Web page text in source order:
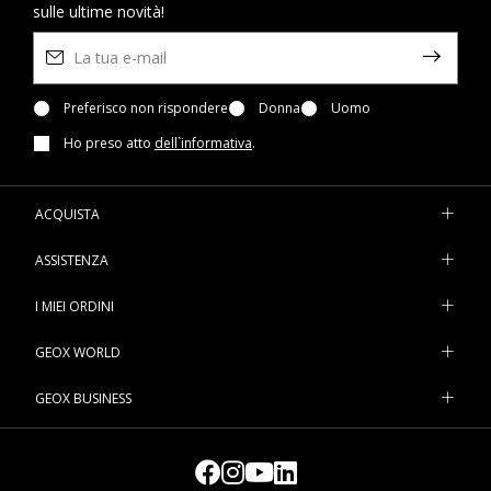
sulle ultime novità!
Preferisco non rispondere Donna
Uomo
Ho preso atto dell`informativa.
ACQUISTA
ASSISTENZA
I MIEI ORDINI
GEOX WORLD
GEOX BUSINESS